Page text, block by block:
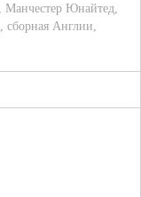
Манчестер Юнайтед
сборная Англии